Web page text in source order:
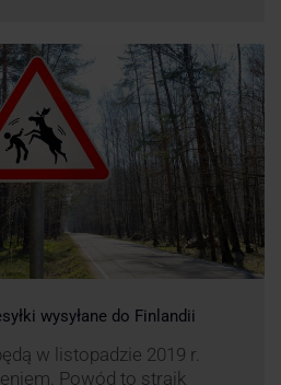
wysyłane do Finlandii
w listopadzie 2019 r.
Powód to strajk